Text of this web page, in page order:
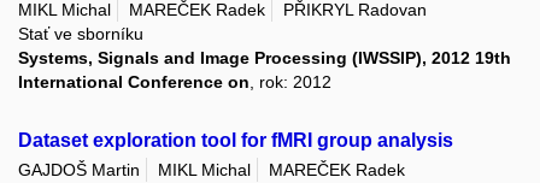
MIKL Michal MAREČEK Radek
PŘIKRYL Radovan
Stať ve sborníku
Systems, Signals and Image Processing (IWSSIP), 2012 19th
International Conference on , rok: 2012
Dataset exploration tool for fMRI group analysis
GAJDOŠ Martin MIKL Michal
MAREČEK Radek